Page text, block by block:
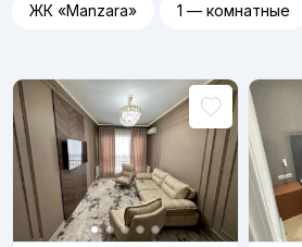
ЖК «Manzara» 1 — комнатные